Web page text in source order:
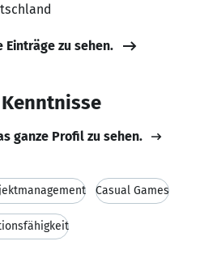
Einträge zu sehen.
ganze Profil zu sehen.
Casual Games